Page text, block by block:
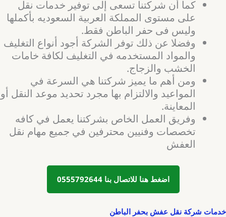
كما أن شركتنا تسعى إلى توفير خدمات نقل
على مستوى المملكة العربية السعوديه بأكملها
وليس فى حفر الباطن فقط.
وفضلا عن ذلك توفر الشركة أجود أنواع التغليف
والمواد المستخدمه في التغليف لكافة خامات
الخشب والزجاج.
ومن أهم ما يميز شركتنا هي السرعة في
المواعيد والالتزام بها مجرد تحديد موعد النقل أو
المعاينة.
وفريق العمل الخاص بشركتنا يعمل في كافه
تخصصات وفنيين محترفين في جميع مهام نقل
العفش
اضغط هنا للاتصال بنا 0555792644
خدمات شركة نقل عفش بحفر الباطن